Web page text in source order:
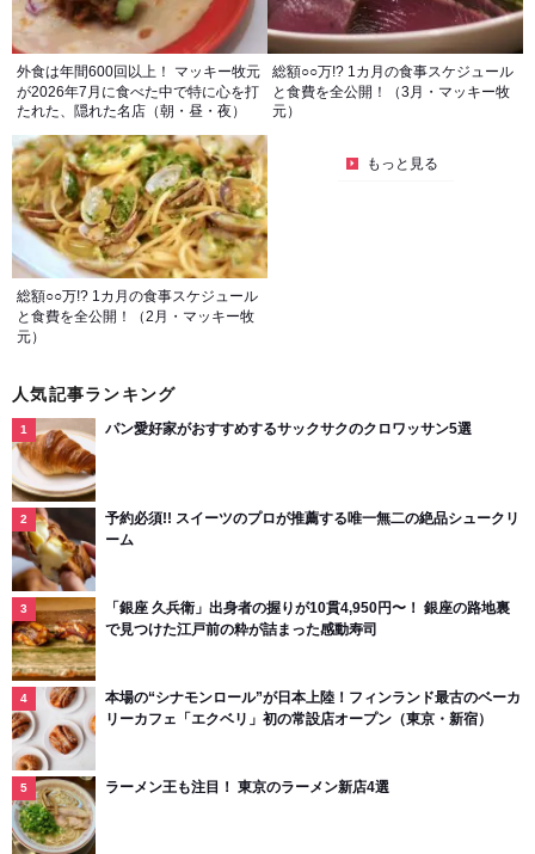
外食は年間600回以上！ マッキー牧元
が2026年7月に食べた中で特に心を打
たれた、隠れた名店（朝・昼・夜）
総額○○万!? 1カ月の食事スケジュール
と食費を全公開！（3月・マッキー牧
元）
総額○○万!? 1カ月の食事スケジュール
と食費を全公開！（2月・マッキー牧
元）
もっと見る
人気記事ランキング
パン愛好家がおすすめするサックサクのクロワッサン5選
予約必須!! スイーツのプロが推薦する唯一無二の絶品シュークリ
ーム
「銀座 久兵衛」出身者の握りが10貫4,950円〜！ 銀座の路地裏
で見つけた江戸前の粋が詰まった感動寿司
本場の“シナモンロール”が日本上陸！フィンランド最古のベーカ
リーカフェ「エクベリ」初の常設店オープン（東京・新宿）
ラーメン王も注目！ 東京のラーメン新店4選